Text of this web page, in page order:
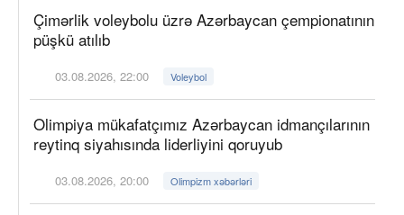
Çimərlik voleybolu üzrə Azərbaycan çempionatının
püşkü atılıb
03.08.2026, 22:00 Voleybol
Olimpiya mükafatçımız Azərbaycan idmançılarının
reytinq siyahısında liderliyini qoruyub
03.08.2026, 20:00 Olimpizm xəbərləri